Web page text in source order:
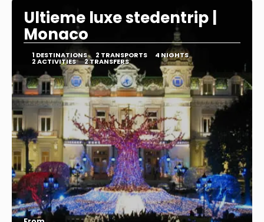
Ultieme luxe stedentrip |
Monaco
1 DESTINATIONS 2 TRANSPORTS 4 NIGHTS
2 ACTIVITIES 2 TRANSFERS